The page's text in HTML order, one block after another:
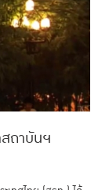
ถาบันฯ